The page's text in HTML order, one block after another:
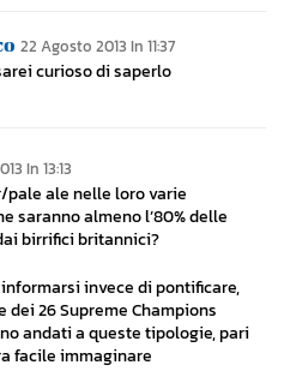
22 Agosto 2013 In 11:37
curioso di saperlo
In 13:13
ale nelle loro varie
saranno almeno l’80% delle
birrifici britannici?
invece di pontificare,
dei 26 Supreme Champions
andati a queste tipologie, pari
facile immaginare